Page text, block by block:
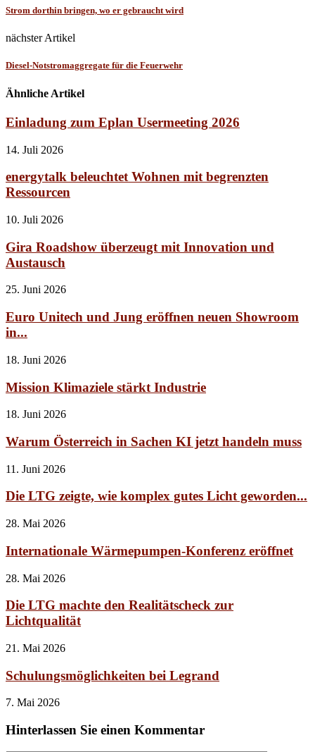
Strom dorthin bringen, wo er gebraucht wird
nächster Artikel
Diesel-Notstromaggregate für die Feuerwehr
Ähnliche Artikel
Einladung zum Eplan Usermeeting 2026
14. Juli 2026
energytalk beleuchtet Wohnen mit begrenzten
Ressourcen
10. Juli 2026
Gira Roadshow überzeugt mit Innovation und
Austausch
25. Juni 2026
Euro Unitech und Jung eröffnen neuen Showroom
in...
18. Juni 2026
Mission Klimaziele stärkt Industrie
18. Juni 2026
Warum Österreich in Sachen KI jetzt handeln muss
11. Juni 2026
Die LTG zeigte, wie komplex gutes Licht geworden...
28. Mai 2026
Internationale Wärmepumpen-Konferenz eröffnet
28. Mai 2026
Die LTG machte den Realitätscheck zur
Lichtqualität
21. Mai 2026
Schulungsmöglichkeiten bei Legrand
7. Mai 2026
Hinterlassen Sie einen Kommentar